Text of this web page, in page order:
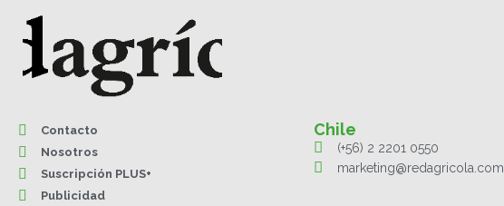
Contacto
Nosotros
Suscripción PLUS+
Publicidad
Chile
(+56) 2 2201 0550
marketing@redagricola.com